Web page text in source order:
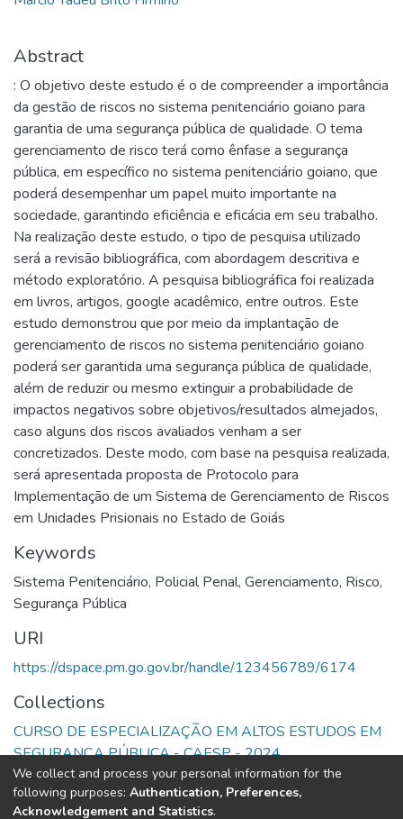
Abstract
: O objetivo deste estudo é o de compreender a importância
da gestão de riscos no sistema penitenciário goiano para
garantia de uma segurança pública de qualidade. O tema
gerenciamento de risco terá como ênfase a segurança
pública, em específico no sistema penitenciário goiano, que
poderá desempenhar um papel muito importante na
sociedade, garantindo eficiência e eficácia em seu trabalho.
Na realização deste estudo, o tipo de pesquisa utilizado
será a revisão bibliográfica, com abordagem descritiva e
método exploratório. A pesquisa bibliográfica foi realizada
em livros, artigos, google acadêmico, entre outros. Este
estudo demonstrou que por meio da implantação de
gerenciamento de riscos no sistema penitenciário goiano
poderá ser garantida uma segurança pública de qualidade,
além de reduzir ou mesmo extinguir a probabilidade de
impactos negativos sobre objetivos/resultados almejados,
caso alguns dos riscos avaliados venham a ser
concretizados. Deste modo, com base na pesquisa realizada,
será apresentada proposta de Protocolo para
Implementação de um Sistema de Gerenciamento de Riscos
em Unidades Prisionais no Estado de Goiás
Keywords
Sistema Penitenciário, Policial Penal, Gerenciamento, Risco,
Segurança Pública
URI
https://dspace.pm.go.gov.br/handle/123456789/6174
Collections
CURSO DE ESPECIALIZAÇÃO EM ALTOS ESTUDOS EM
SEGURANÇA PÚBLICA - CAESP - 2024
Full item page
We collect and process your personal information for the
following purposes: Authentication, Preferences,
Acknowledgement and Statistics.